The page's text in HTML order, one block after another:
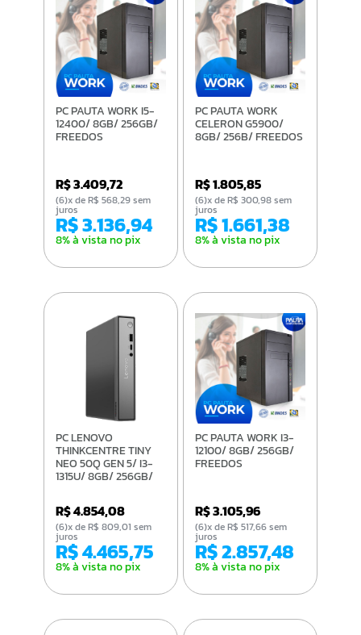
PC PAUTA WORK I5-
12400/ 8GB/ 256GB/
FREEDOS
R$ 3.409,72
R$ 3.136,94
8% à vista no pix
(6)x de R$ 568,29 sem
juros
PC PAUTA WORK
CELERON G5900/
8GB/ 256B/ FREEDOS
R$ 1.805,85
R$ 1.661,38
8% à vista no pix
(6)x de R$ 300,98 sem
juros
PC LENOVO
THINKCENTRE TINY
NEO 50Q GEN 5/ I3-
1315U/ 8GB/ 256GB/
R$ 4.854,08
R$ 4.465,75
8% à vista no pix
(6)x de R$ 809,01 sem
juros
PC PAUTA WORK I3-
12100/ 8GB/ 256GB/
FREEDOS
R$ 3.105,96
R$ 2.857,48
8% à vista no pix
(6)x de R$ 517,66 sem
juros